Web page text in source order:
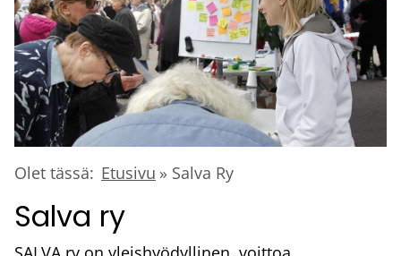
Murupolku
Olet tässä: Etusivu Salva Ry
Salva ry